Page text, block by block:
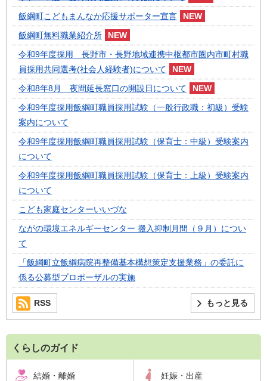
飯綱町こどもまんなか応援サポーター宣言
飯綱町無料職業紹介所
令和9年度採用 長野市・長野地域連携中枢都市圏内市町村職
員採用共同選考(社会人経験者)について
令和8年8月 夜間延長窓口の開設日について
令和9年度採用飯綱町職員採用試験（一般行政職：初級）受験
案内について
令和9年度採用飯綱町職員採用試験（保育士：中級）受験案内
について
令和9年度採用飯綱町職員採用試験（保育士：上級）受験案内
について
こども家庭センターいいづな
ながの環境エネルギーセンター 搬入抑制月間（９月）につい
て
「飯綱町立飯綱病院再整備基本構想策定支援業務」の委託に
係る公募型プロポーザルの実施
もっと見る
RSS
くらしのガイド
結婚・離婚 妊娠・出産